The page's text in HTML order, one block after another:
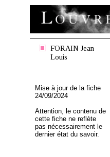
FORAIN Jean
Louis
Mise à jour de la fiche
24/09/2024
Attention, le contenu de
cette fiche ne reflète
pas nécessairement le
dernier état du savoir.